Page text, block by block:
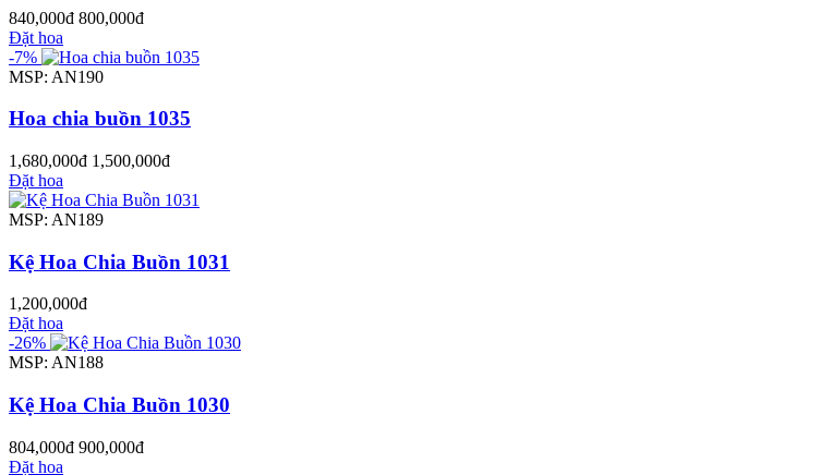
840,000đ 800,000đ
Đặt hoa
-7%
MSP: AN190
Hoa chia buồn 1035
1,680,000đ 1,500,000đ
Đặt hoa
MSP: AN189
Kệ Hoa Chia Buồn 1031
1,200,000đ
Đặt hoa
-26%
MSP: AN188
Kệ Hoa Chia Buồn 1030
804,000đ 900,000đ
Đặt hoa